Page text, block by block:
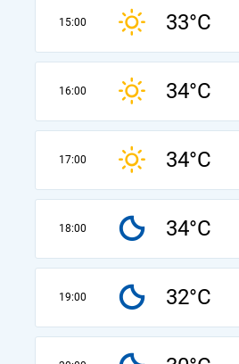
15:00 33°C
16:00 34°C
17:00 34°C
18:00 34°C
19:00 32°C